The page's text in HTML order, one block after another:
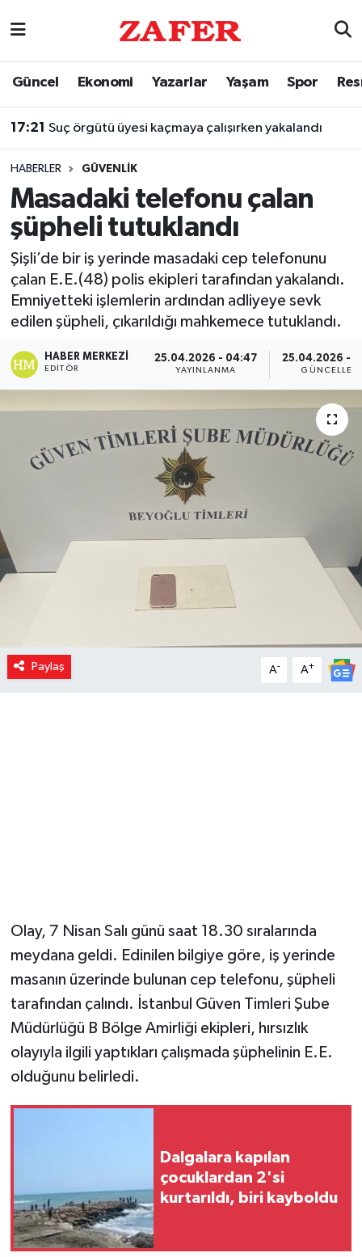
Güncel Ekonomi Yazarlar Yaşam Spor
17:21 Suç örgütü üyesi kaçmaya çalışırken yakalandı
HABERLER GÜVENLIK
Masadaki telefonu çalan
şüpheli tutuklandı
Şişli’de bir iş yerinde masadaki cep telefonunu
çalan E.E.(48) polis ekipleri tarafından yakalandı.
Emniyetteki işlemlerin ardından adliyeye sevk
edilen şüpheli, çıkarıldığı mahkemece tutuklandı.
HABER MERKEZI
EDITÖR
25.04.2026 - 04:47
YAYINLANMA
25.04.2026 -
Paylaş A- A+
Olay, 7 Nisan Salı günü saat 18.30 sıralarında
meydana geldi. Edinilen bilgiye göre, iş yerinde
masanın üzerinde bulunan cep telefonu, şüpheli
tarafından çalındı. İstanbul Güven Timleri Şube
Müdürlüğü B Bölge Amirliği ekipleri, hırsızlık
olayıyla ilgili yaptıkları çalışmada şüphelinin E.E.
olduğunu belirledi.
Dalgalara kapılan
çocuklardan 2'si
kurtarıldı, biri kayboldu
Nöbetçi Eczaneler
Trafik Durumu
Süper Lig Puan Durumu ve Fikstür
Tüm Manşetler
Son Dakika Haberleri
Haber Arşivi